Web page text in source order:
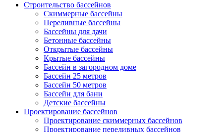
Строительство бассейнов
Скиммерные бассейны
Переливные бассейны
Бассейны для дачи
Бетонные бассейны
Открытые бассейны
Крытые бассейны
Бассейн в загородном доме
Бассейн 25 метров
Бассейн 50 метров
Бассейн для бани
Детские бассейны
Проектирование бассейнов
Проектирование скиммерных бассейнов
Проектирование переливных бассейнов